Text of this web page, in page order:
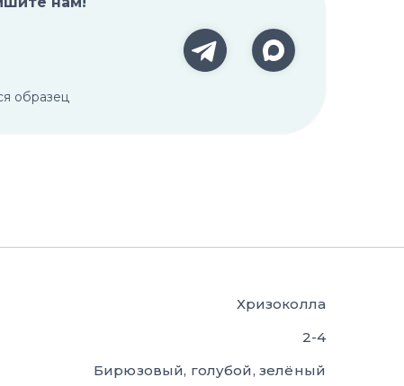
образец
Хризоколла
2-4
Бирюзовый, голубой, зелёный